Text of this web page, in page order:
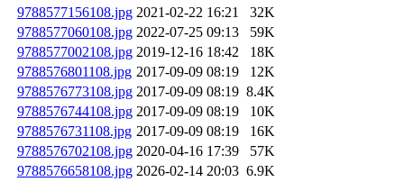
9788577156108.jpg 2021-02-22 16:21
32K
9788577060108.jpg 2022-07-25 09:13
59K
9788577002108.jpg 2019-12-16 18:42
18K
9788576801108.jpg 2017-09-09 08:19
12K
9788576773108.jpg 2017-09-09 08:19 8.4K
9788576744108.jpg 2017-09-09 08:19
10K
9788576731108.jpg 2017-09-09 08:19
16K
9788576702108.jpg 2020-04-16 17:39
57K
9788576658108.jpg 2026-02-14 20:03 6.9K